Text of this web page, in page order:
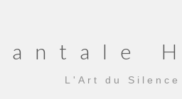
L'Art du Silence